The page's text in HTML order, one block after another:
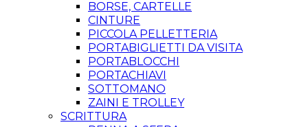
BORSE, CARTELLE
CINTURE
PICCOLA PELLETTERIA
PORTABIGLIETTI DA VISITA
PORTABLOCCHI
PORTACHIAVI
SOTTOMANO
ZAINI E TROLLEY
SCRITTURA